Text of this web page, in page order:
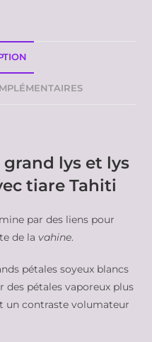
lys et lys
tiare Tahiti
par des liens pour
de la vahine.
pétales soyeux blancs
des pétales vaporeux plus
un contraste volumateur